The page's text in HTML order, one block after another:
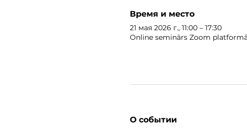
Время и место
21 мая 2026 г., 11:00 – 17:30
Online seminārs Zoom platformā
О событии